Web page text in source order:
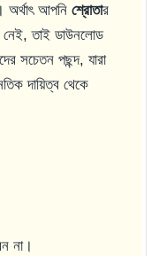
অর্থাৎ আপনি শ্রোতার
তাই ডাউনলোড
সচেতন পছন্দ, যারা
দায়িত্ব থেকে
না।